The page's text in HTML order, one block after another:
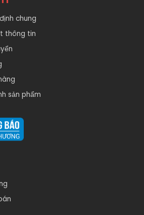
chung
thông tin
sản phẩm